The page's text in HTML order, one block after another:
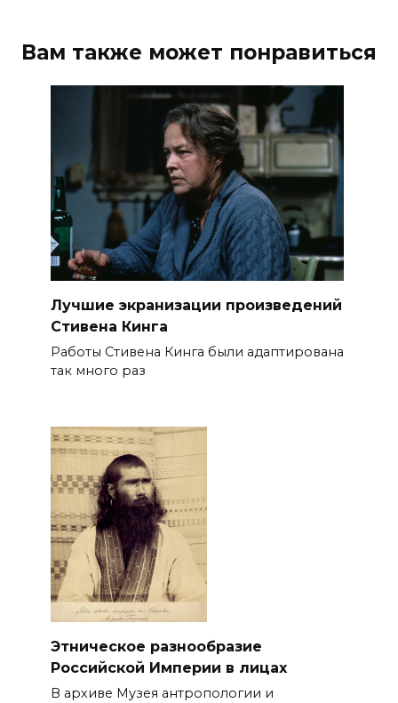
Вам также может понравиться
Лучшие экранизации произведений
Стивена Кинга
Работы Стивена Кинга были адаптирована
так много раз
Этническое разнообразие
Российской Империи в лицах
В архиве Музея антропологии и